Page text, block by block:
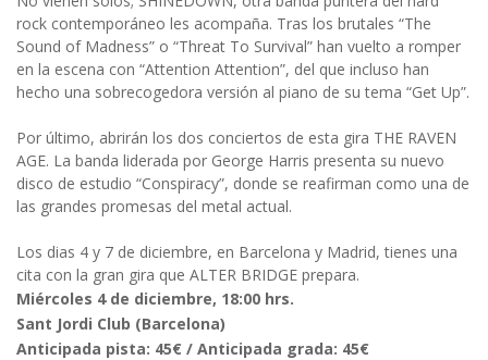
rock contemporáneo les acompaña. Tras los brutales “The
Sound of Madness” o “Threat To Survival” han vuelto a romper
en la escena con “Attention Attention”, del que incluso han
hecho una sobrecogedora versión al piano de su tema “Get Up”.
Por último, abrirán los dos conciertos de esta gira THE RAVEN
AGE. La banda liderada por George Harris presenta su nuevo
disco de estudio “Conspiracy”, donde se reafirman como una de
las grandes promesas del metal actual.
Los dias 4 y 7 de diciembre, en Barcelona y Madrid, tienes una
cita con la gran gira que ALTER BRIDGE prepara.
Miércoles 4 de diciembre, 18:00 hrs.
Sant Jordi Club (Barcelona)
Anticipada pista: 45€ / Anticipada grada: 45€